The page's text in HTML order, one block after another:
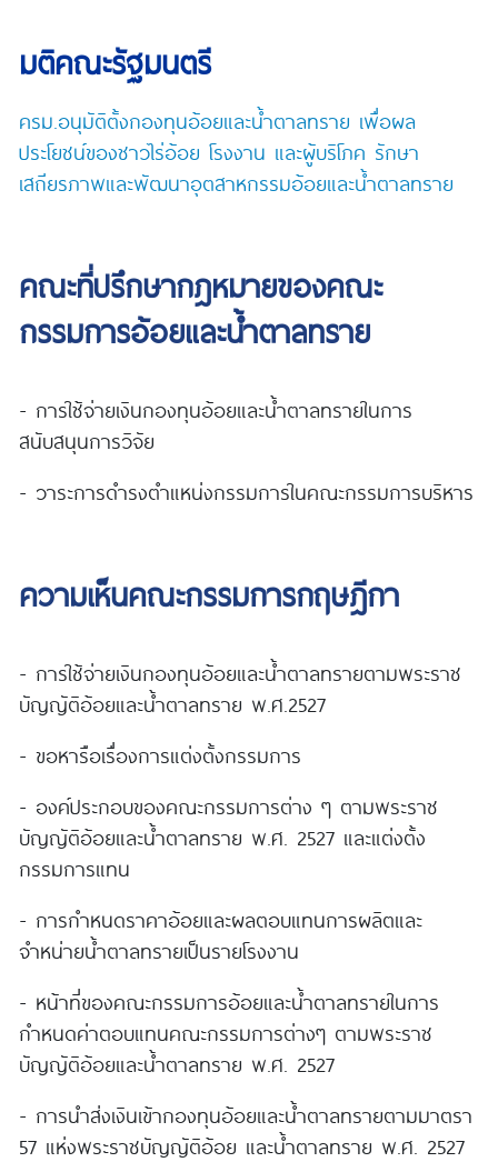
มติคณะรัฐมนตรี
ครม.อนุมัติตั้งกองทุนอ้อยและน้ำตาลทราย เพื่อผล
ประโยชน์ของชาวไร่อ้อย โรงงาน และผู้บริโภค รักษา
เสถียรภาพและพัฒนาอุตสาหกรรมอ้อยและน้ำตาลทราย
คณะที่ปรึกษากฎหมายของคณะ
กรรมการอ้อยและน้ำตาลทราย
- การใช้จ่ายเงินกองทุนอ้อยและน้ำตาลทรายในการ
สนับสนุนการวิจัย
- วาระการดำรงตำแหน่งกรรมการในคณะกรรมการบริหาร
ความเห็นคณะกรรมการกฤษฎีกา
- การใช้จ่ายเงินกองทุนอ้อยและน้ำตาลทรายตามพระราช
บัญญัติอ้อยและน้ำตาลทราย พ.ศ.2527
- ขอหารือเรื่องการแต่งตั้งกรรมการ
- องค์ประกอบของคณะกรรมการต่าง ๆ ตามพระราช
บัญญัติอ้อยและน้ำตาลทราย พ.ศ. 2527 และแต่งตั้ง
กรรมการแทน
- การกำหนดราคาอ้อยและผลตอบแทนการผลิตและ
จำหน่ายน้ำตาลทรายเป็นรายโรงงาน
- หน้าที่ของคณะกรรมการอ้อยและน้ำตาลทรายในการ
กำหนดค่าตอบแทนคณะกรรมการต่างๆ ตามพระราช
บัญญัติอ้อยและน้ำตาลทราย พ.ศ. 2527
- การนำส่งเงินเข้ากองทุนอ้อยและน้ำตาลทรายตามมาตรา
57 แห่งพระราชบัญญัติอ้อย และน้ำตาลทราย พ.ศ. 2527